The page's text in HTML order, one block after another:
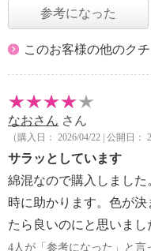
参考になった
このお客様の他のク
なおさん さん
（購入日： 2026/04/22 | 公開日：
サラッとしています
綿混なので購入しまし
時に助かります。色が
たら良いのにと思いまし
4人が「参考になった」と言